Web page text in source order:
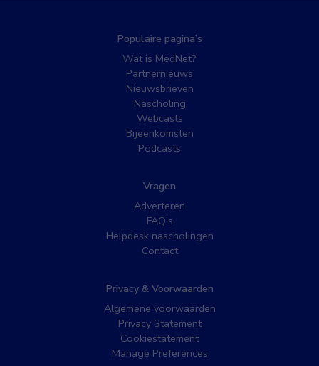
Populaire pagina’s
Wat is MedNet?
Partnernieuws
Nieuwsbrieven
Nascholing
Webcasts
Bijeenkomsten
Podcasts
Vragen
Adverteren
FAQ’s
Helpdesk nascholingen
Contact
Privacy & Voorwaarden
Algemene voorwaarden
Privacy Statement
Cookiestatement
Manage Preferences